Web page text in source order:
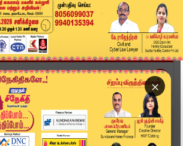
×
-மா.சு vs CM விஜய் த...